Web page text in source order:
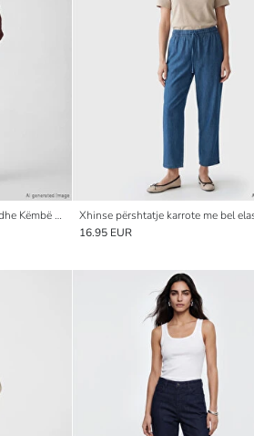
Xhinse për Gra me Bel Elastik dhe Këmbë të Gjëra
16.95 EUR